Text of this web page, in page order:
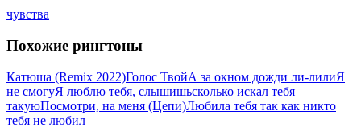
чувства
Похожие рингтоны
Катюша (Remix 2022)Голос ТвойА за окном дожди ли-лилиЯ
не смогуЯ люблю тебя, слышишьсколько искал тебя
такуюПосмотри, на меня (Цепи)Любила тебя так как никто
тебя не любил